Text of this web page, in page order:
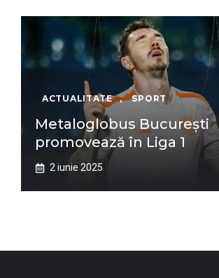
ACTUALITATE , SPORT
Metaloglobus București
promovează în Liga 1
2 iunie 2025